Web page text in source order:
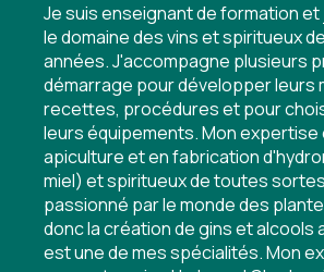
Je suis enseignant de formation et
le domaine des vins et spiritueux
années. J'accompagne plusieurs
démarrage pour développer leurs
recettes, procédures et pour
leurs équipements. Mon expertise
apiculture et en fabrication
miel) et spiritueux de toutes
passionné par le monde des
donc la création de gins et alcools
est une de mes spécialités. Mon